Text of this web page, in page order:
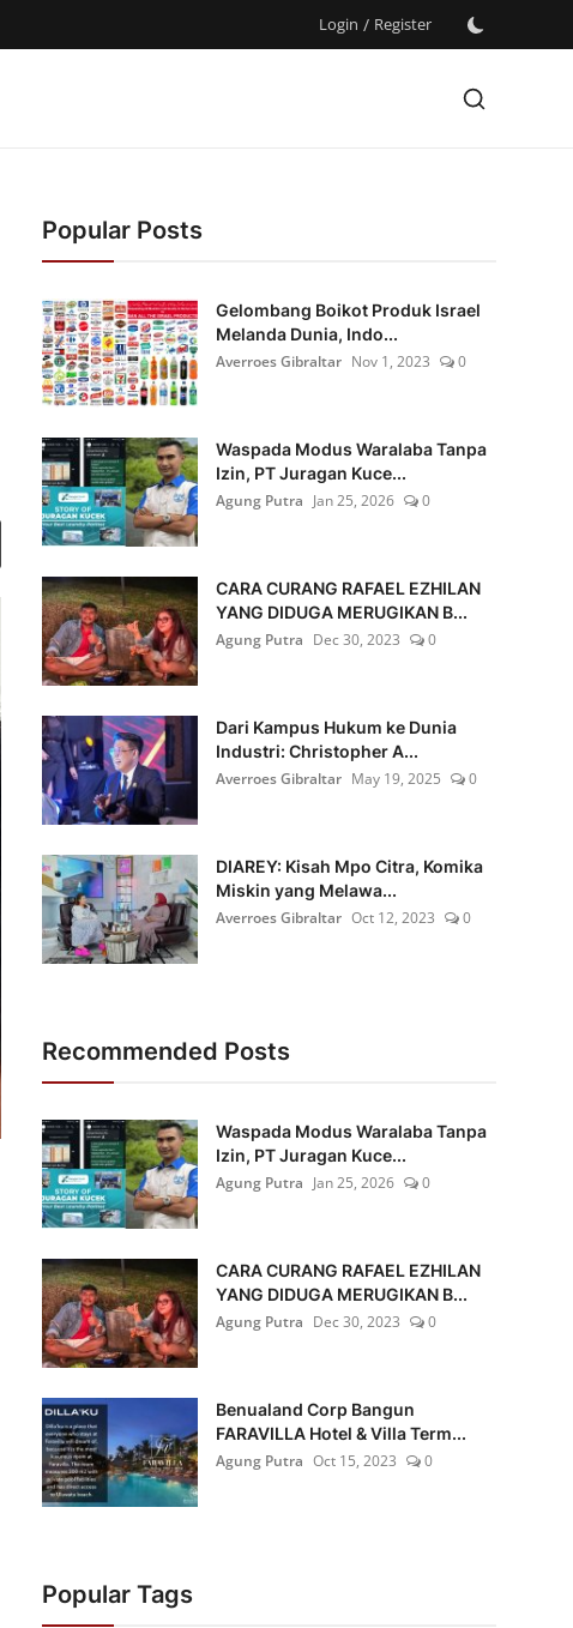
Login / Register
Popular Posts
Gelombang Boikot Produk Israel
Melanda Dunia, Indo...
Averroes Gibraltar Nov 1, 2023 0
Waspada Modus Waralaba Tanpa
Izin, PT Juragan Kuce...
Agung Putra Jan 25, 2026 0
CARA CURANG RAFAEL EZHILAN
YANG DIDUGA MERUGIKAN B...
Agung Putra Dec 30, 2023 0
Dari Kampus Hukum ke Dunia
Industri: Christopher A...
Averroes Gibraltar May 19, 2025 0
DIAREY: Kisah Mpo Citra, Komika
Miskin yang Melawa...
Averroes Gibraltar Oct 12, 2023 0
Recommended Posts
Waspada Modus Waralaba Tanpa
Izin, PT Juragan Kuce...
Agung Putra Jan 25, 2026 0
CARA CURANG RAFAEL EZHILAN
YANG DIDUGA MERUGIKAN B...
Agung Putra Dec 30, 2023 0
Benualand Corp Bangun
FARAVILLA Hotel & Villa Term...
Agung Putra Oct 15, 2023 0
Popular Tags